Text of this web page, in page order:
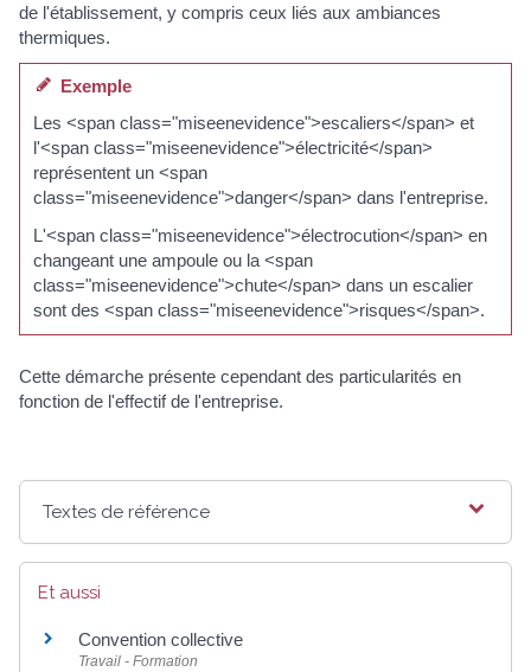
de l'établissement, y compris ceux liés aux ambiances
thermiques.
Exemple
Les <span class="miseenevidence">escaliers</span> et
l'<span class="miseenevidence">électricité</span>
représentent un <span
class="miseenevidence">danger</span> dans l'entreprise.
L'<span class="miseenevidence">électrocution</span> en
changeant une ampoule ou la <span
class="miseenevidence">chute</span> dans un escalier
sont des <span class="miseenevidence">risques</span>.
Cette démarche présente cependant des particularités en
fonction de l'effectif de l'entreprise.
Textes de référence
Et aussi
Convention collective
Travail - Formation